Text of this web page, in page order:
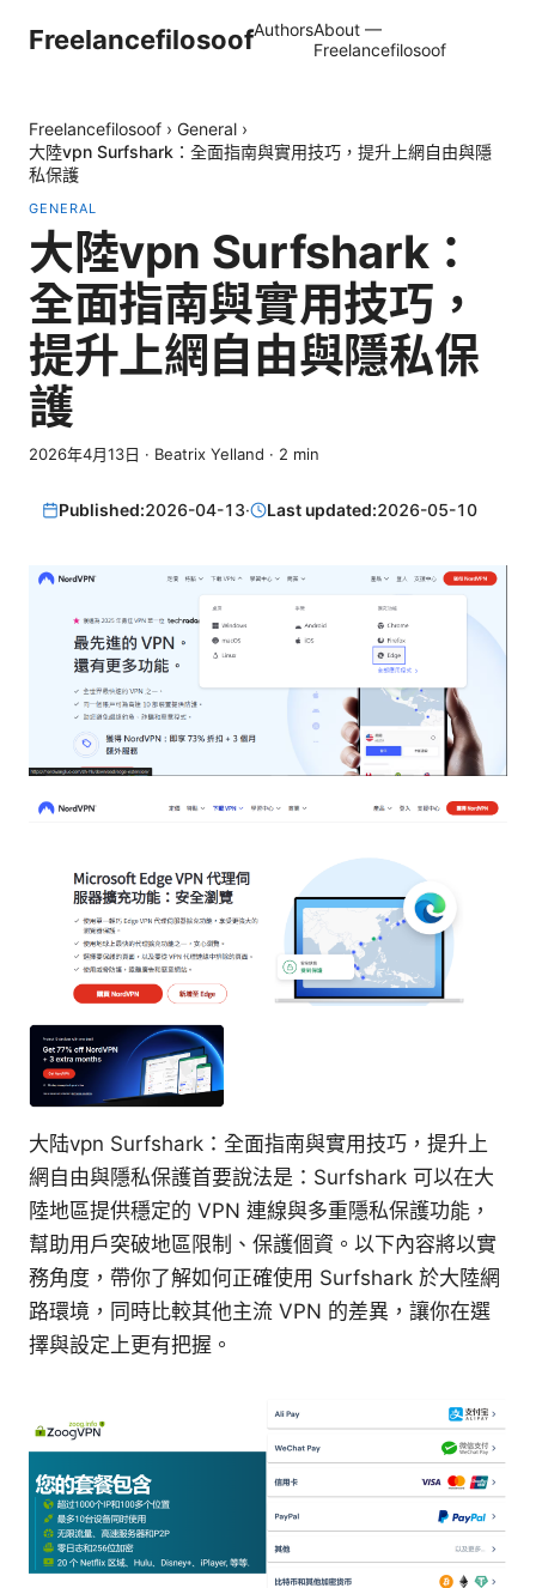
FreelancefilosoofAuthorsAbout —
Freelancefilosoof
Freelancefilosoof › General ›
大陸vpn Surfshark：全面指南與實用技巧，提升上網自由與隱
私保護
GENERAL
大陸vpn Surfshark：
全面指南與實用技巧，
提升上網自由與隱私保
護
2026年4月13日 · Beatrix Yelland · 2 min
Published:2026-04-13· Last updated:2026-05-10
大陆vpn Surfshark：全面指南與實用技巧，提升上
網自由與隱私保護首要說法是：Surfshark 可以在大
陸地區提供穩定的 VPN 連線與多重隱私保護功能，
幫助用戶突破地區限制、保護個資。以下內容將以實
務角度，帶你了解如何正確使用 Surfshark 於大陸網
路環境，同時比較其他主流 VPN 的差異，讓你在選
擇與設定上更有把握。